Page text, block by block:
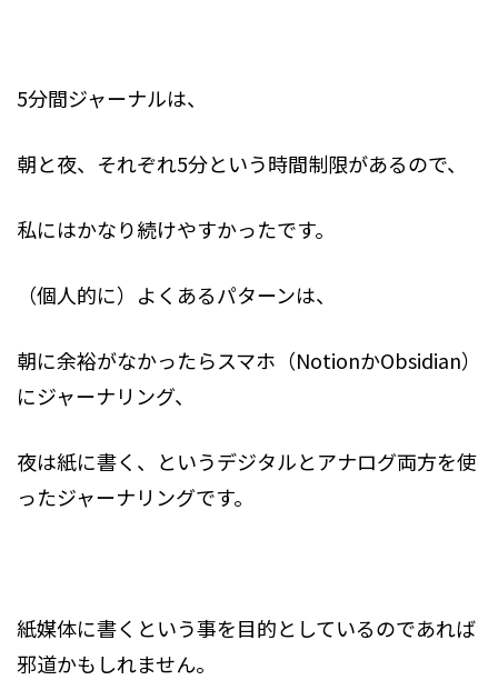
5分間ジャーナルは、
朝と夜、それぞれ5分という時間制限があるので、
私にはかなり続けやすかったです。
（個人的に）よくあるパターンは、
朝に余裕がなかったらスマホ（NotionかObsidian）
にジャーナリング、
夜は紙に書く、というデジタルとアナログ両方を使
ったジャーナリングです。
紙媒体に書くという事を目的としているのであれば
邪道かもしれません。